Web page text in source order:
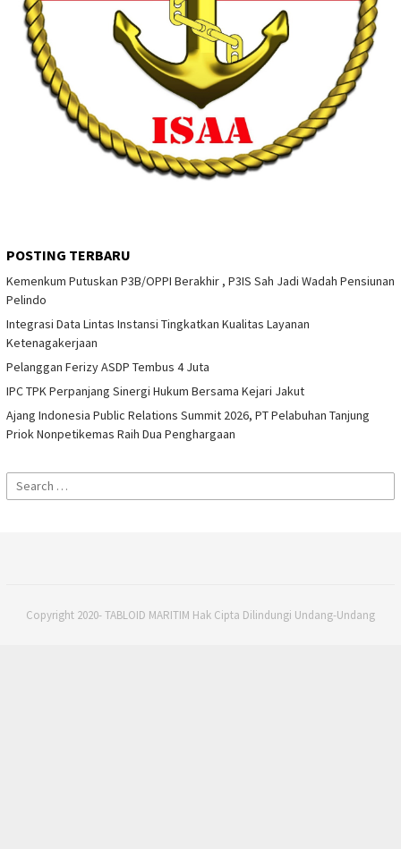
POSTING TERBARU
Kemenkum Putuskan P3B/OPPI Berakhir , P3IS Sah Jadi Wadah Pensiunan
Pelindo
Integrasi Data Lintas Instansi Tingkatkan Kualitas Layanan
Ketenagakerjaan
Pelanggan Ferizy ASDP Tembus 4 Juta
IPC TPK Perpanjang Sinergi Hukum Bersama Kejari Jakut
Ajang Indonesia Public Relations Summit 2026, PT Pelabuhan Tanjung
Priok Nonpetikemas Raih Dua Penghargaan
Search
for:
Copyright 2020- TABLOID MARITIM Hak Cipta Dilindungi Undang-Undang